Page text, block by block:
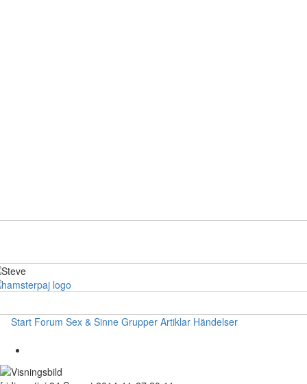
Start Forum Sex & Sinne Grupper Artiklar Händelser